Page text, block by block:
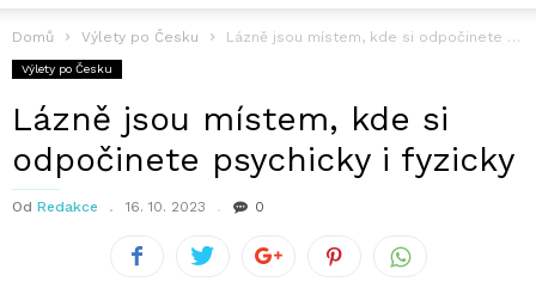
Domů Výlety po Česku Lázně jsou místem, kde si odpočinete psychicky i fyzicky
Výlety po Česku
Lázně jsou místem, kde si
odpočinete psychicky i fyzicky
Od Redakce 16. 10. 2023 0